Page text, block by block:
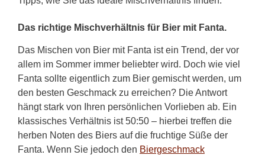
Das richtige Mischverhältnis für Bier mit Fanta.
Das Mischen von Bier mit Fanta ist ein Trend, der vor
allem im Sommer immer beliebter wird. Doch wie viel
Fanta sollte eigentlich zum Bier gemischt werden, um
den besten Geschmack zu erreichen? Die Antwort
hängt stark von Ihren persönlichen Vorlieben ab. Ein
klassisches Verhältnis ist 50:50 – hierbei treffen die
herben Noten des Biers auf die fruchtige Süße der
Fanta. Wenn Sie jedoch den Biergeschmack